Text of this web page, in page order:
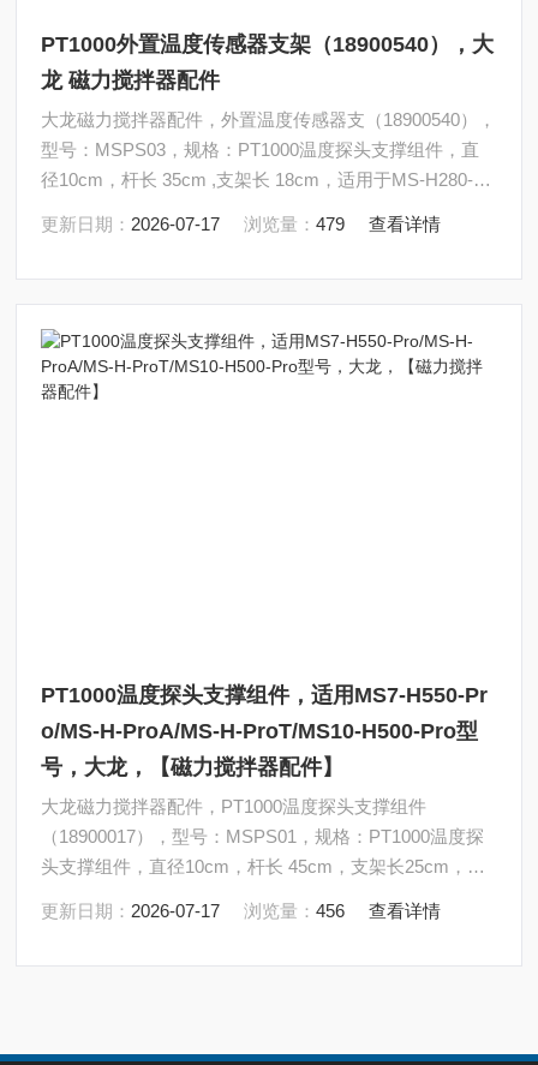
PT1000外置温度传感器支架（18900540），大
龙 磁力搅拌器配件
大龙磁力搅拌器配件，外置温度传感器支（18900540），
型号：MSPS03，规格：PT1000温度探头支撑组件，直
径10cm，杆长 35cm ,支架长 18cm，适用于MS-H280-
螺丝部分尺寸不同）
更新日期： 2026-07-17 浏览量：479 查看详情
PT1000温度探头支撑组件，适用MS7-H550-Pr
o/MS-H-ProA/MS-H-ProT/MS10-H500-Pro型
号，大龙，【磁力搅拌器配件】
大龙磁力搅拌器配件，PT1000温度探头支撑组件
（18900017），型号：MSPS01，规格：PT1000温度探
头支撑组件，直径10cm，杆长 45cm，支架长25cm，适
H500-Pro （和18900540连接机器的螺丝部分尺寸不同）
更新日期： 2026-07-17 浏览量：456 查看详情